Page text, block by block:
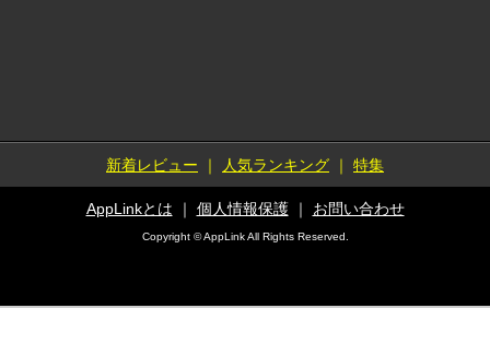
新着レビュー ｜ 人気ランキング ｜ 特集
AppLinkとは ｜ 個人情報保護｜ お問い合わせ
Copyright © AppLink All Rights Reserved.